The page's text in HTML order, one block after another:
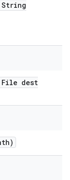
String
File dest